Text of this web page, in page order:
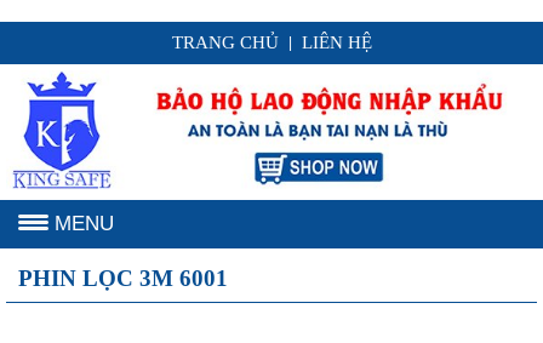
TRANG CHỦ LIÊN HỆ
MENU
PHIN LỌC 3M 6001